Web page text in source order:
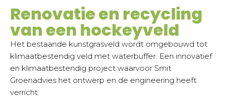
Renovatie en recycling
van een hockeyveld
Het bestaande kunstgrasveld wordt omgebouwd tot
klimaatbestendig veld met waterbuffer. Een innovatief
en klimaatbestendig project waarvoor Smit
Groenadvies het ontwerp en de engineering heeft
verricht.